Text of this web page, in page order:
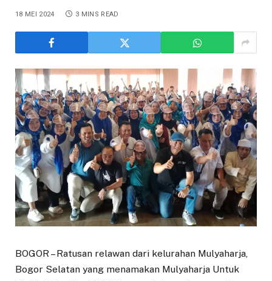
18 MEI 2024 3 MINS READ
BOGOR – Ratusan relawan dari kelurahan Mulyaharja,
Bogor Selatan yang menamakan Mulyaharja Untuk